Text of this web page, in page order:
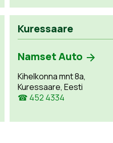
Kuressaare
Namset Auto
Kihelkonna mnt 8a,
Kuressaare, Eesti
☎ 452 4334